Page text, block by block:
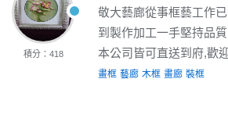
積分：418
敬大藝廊從事框藝工作
到製作加工一手堅持品
本公司皆可直送到府,歡
畫框 藝廊 木框 畫廊 裝框